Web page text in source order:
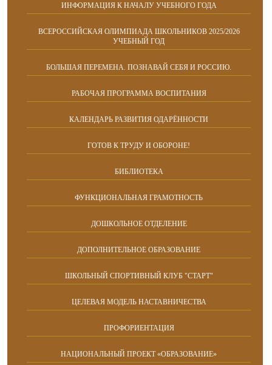
ИНФОРМАЦИЯ К НАЧАЛУ УЧЕБНОГО ГОДА
ВСЕРОССИЙСКАЯ ОЛИМПИАДА ШКОЛЬНИКОВ 2025/2026
УЧЕБНЫЙ ГОД
БОЛЬШАЯ ПЕРЕМЕНА. ПОЗНАВАЙ СЕБЯ И РОССИЮ.
РАБОЧАЯ ПРОГРАММА ВОСПИТАНИЯ
КАЛЕНДАРЬ РАЗВИТИЯ ОДАРЁННОСТИ
ГОТОВ К ТРУДУ И ОБОРОНЕ!
БИБЛИОТЕКА
ФУНКЦИОНАЛЬНАЯ ГРАМОТНОСТЬ
ДОШКОЛЬНОЕ ОТДЕЛЕНИЕ
ДОПОЛНИТЕЛЬНОЕ ОБРАЗОВАНИЕ
ШКОЛЬНЫЙ СПОРТИВНЫЙ КЛУБ "СТАРТ"
ЦЕЛЕВАЯ МОДЕЛЬ НАСТАВНИЧЕСТВА
ПРОФОРИЕНТАЦИЯ
НАЦИОНАЛЬНЫЙ ПРОЕКТ «ОБРАЗОВАНИЕ»